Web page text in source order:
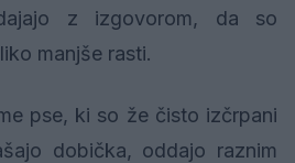
z izgovorom, da so
manjše rasti.
pse, ki so že čisto izčrpani
dobička, oddajo raznim